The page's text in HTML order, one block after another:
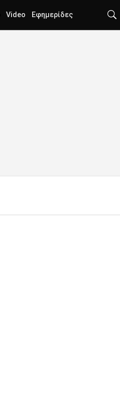
Video Εφημερίδες